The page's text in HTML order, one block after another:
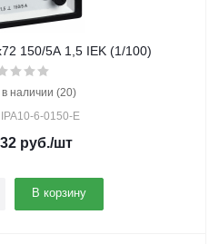
150/5А 1,5 IEK (1/100)
в наличии (20)
6-0150-E
руб./шт
В корзину